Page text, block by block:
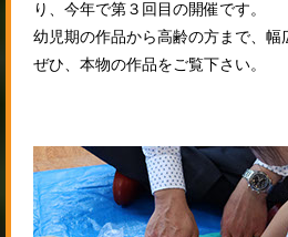
り、今年で第３回目の開催です。
幼児期の作品から高齢の方まで、
ぜひ、本物の作品をご覧下さい。